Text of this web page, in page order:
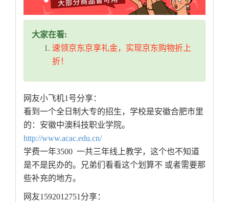
大家在看:
速领京东京享礼金，实现京东购物折上
折！
网友小飞机1号分享：
看到一个全日制大专的招生，学校是安徽合肥市里
的：安徽中澳科技职业学院。
http://www.acac.edu.cn/
学费一年3500 一共三年线上教学，这个也不知道
是不是民办的。兄弟们看看这个划算不 或者需要那
些补充的地方。
网友1592012751分享：